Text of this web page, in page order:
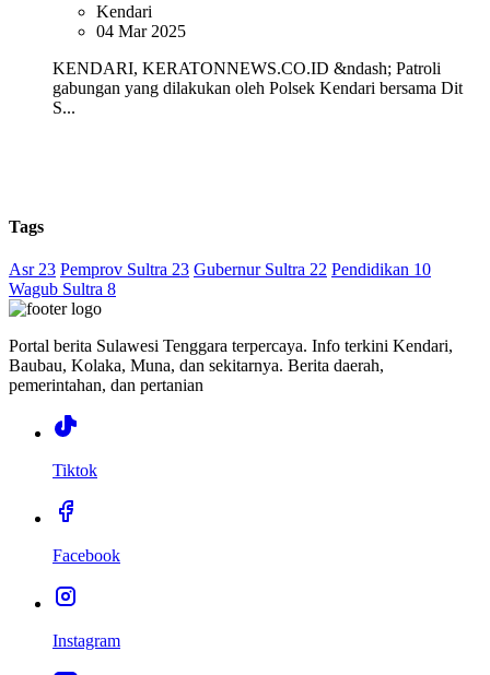
Kendari
04 Mar 2025
KENDARI, KERATONNEWS.CO.ID &ndash; Patroli
gabungan yang dilakukan oleh Polsek Kendari bersama Dit
S...
Tags
Asr 23 Pemprov Sultra 23 Gubernur Sultra 22 Pendidikan 10
Wagub Sultra 8
Portal berita Sulawesi Tenggara terpercaya. Info terkini Kendari,
Baubau, Kolaka, Muna, dan sekitarnya. Berita daerah,
pemerintahan, dan pertanian
Tiktok
Facebook
Instagram